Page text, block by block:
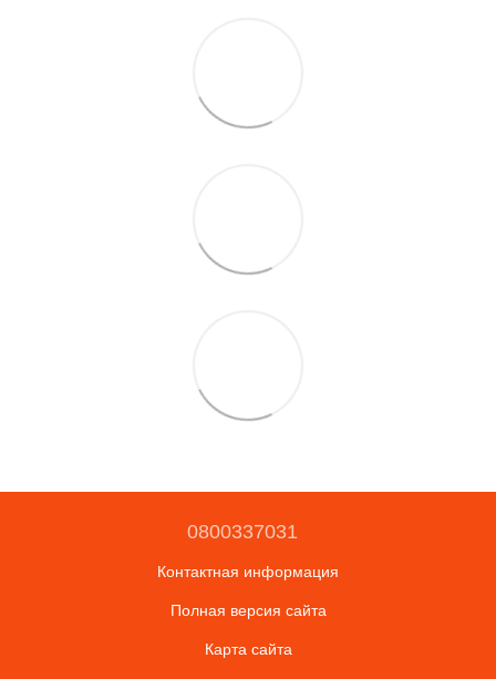
0800337031
Контактная информация
Полная версия сайта
Карта сайта